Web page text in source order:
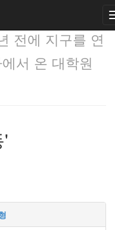
전에 지구를 연
서 온 대학원
'